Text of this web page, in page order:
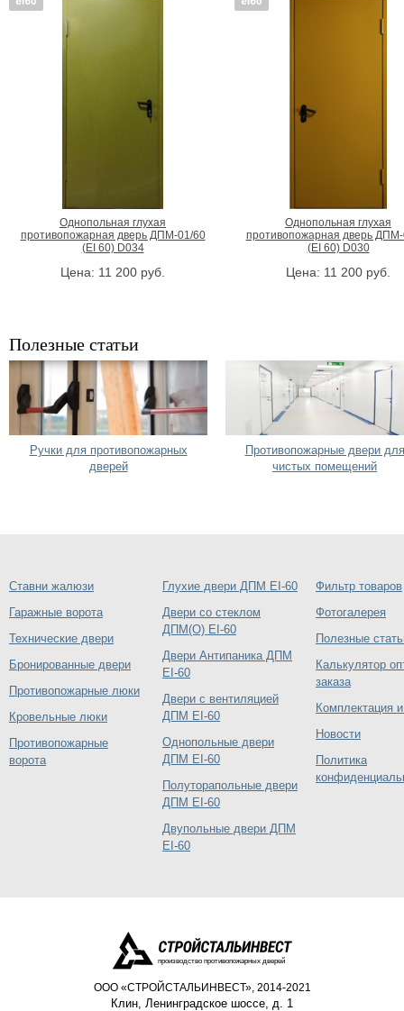
Однопольная глухая
противопожарная дверь ДПМ-01/60
(EI 60) D034
Цена: 11 200 руб.
Однопольная глухая
противопожарная дверь
(EI 60) D030
Цена: 11 200 руб.
Полезные статьи
Ручки для противопожарных
дверей
Противопожарные двери для
чистых помещений
Ставни жалюзи
Гаражные ворота
Технические двери
Бронированные двери
Противопожарные люки
Кровельные люки
Противопожарные
ворота
Глухие двери ДПМ EI-60
Двери со стеклом
ДПМ(О) EI-60
Двери Антипаника ДПМ
EI-60
Двери с вентиляцией
ДПМ EI-60
Однопольные двери
ДПМ EI-60
Полуторапольные двери
ДПМ EI-60
Двупольные двери ДПМ
EI-60
Фильтр товаров
Фотогалерея
Полезные
Калькулятор
заказа
Комплектация
Новости
Политика
производство противопожарных дверей
ООО «СТРОЙСТАЛЬИНВЕСТ», 2014-2021
Клин, Ленинградское шоссе, д. 1